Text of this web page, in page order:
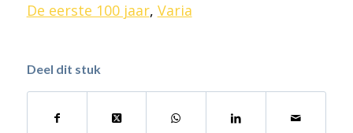
De eerste 100 jaar, Varia
Deel dit stuk